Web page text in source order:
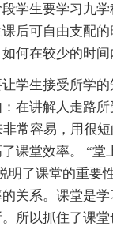
生要学习九学
后可自由支配
何在较少的时
生接受所学的
在讲解人走路
常容易，用很
课堂效率。 “堂
明了课堂的重要
关系。课堂是
所以抓住了课